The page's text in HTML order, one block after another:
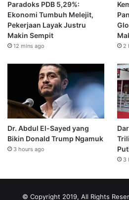
Paradoks PDB 5,29%:
Ekonomi Tumbuh Melejit,
Pekerjaan Layak Justru
Makin Sempit
12 mins ago 2
Dr. Abdul El-Sayed yang
Bikin Donald Trump Ngamuk
3 hours ago
3
© Copyright 2019, All Rights